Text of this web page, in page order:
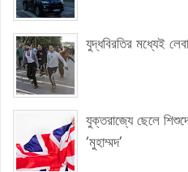
যুদ্ধবিরতির মধ্যেই
যুক্তরাজ্যে ছেলে
‘মুহাম্মদ’